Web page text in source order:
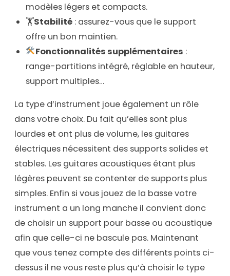
modèles légers et compacts.
🏋️Stabilité : assurez-vous que le support
offre un bon maintien.
Fonctionnalités supplémentaires :
range-partitions intégré, réglable en hauteur,
support multiples…
La type d’instrument joue également un rôle
dans votre choix. Du fait qu’elles sont plus
lourdes et ont plus de volume, les guitares
électriques nécessitent des supports solides et
stables. Les guitares acoustiques étant plus
légères peuvent se contenter de supports plus
simples. Enfin si vous jouez de la basse votre
instrument a un long manche il convient donc
de choisir un support pour basse ou acoustique
afin que celle-ci ne bascule pas. Maintenant
que vous tenez compte des différents points ci-
dessus il ne vous reste plus qu’à choisir le type